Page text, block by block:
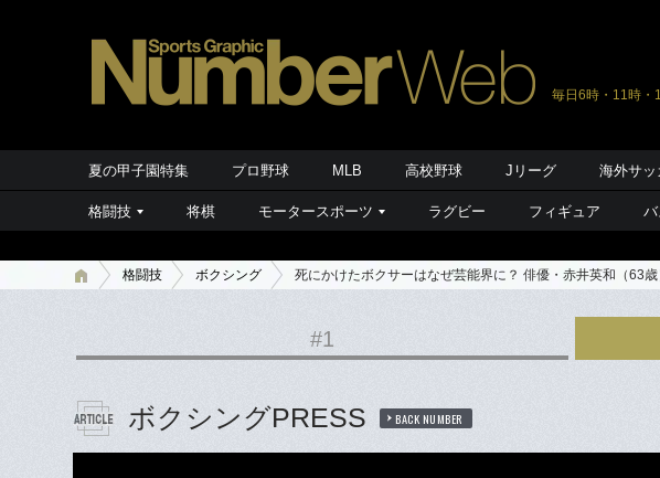
毎日6時・11時・
夏の甲子園特集 プロ野球 MLB 高校野球 Jリーグ 海外サッ
格闘技 将棋 モータースポーツ ラグビー フィギュア
格闘技 ボクシング 死にかけたボクサーはなぜ芸能界に？ 俳優・赤井英和（63
#1
ボクシングPRESS BACK NUMBER